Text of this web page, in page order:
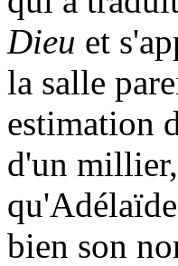
Dieu et
la salle
estimation
d'un
bien son